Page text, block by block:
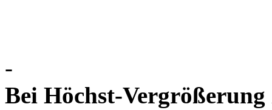
-
Bei Höchst-